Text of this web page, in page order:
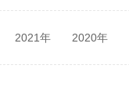
2021年 2020年